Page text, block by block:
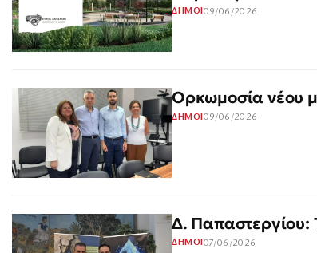
ΔΗΜΟΙ 09/06/2026
Ορκωμοσία νέου
ΔΗΜΟΙ 09/06/2026
Δ. Παπαστεργίου:
ΔΗΜΟΙ07/06/2026